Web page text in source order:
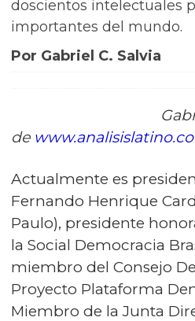
doscientos intelectuales
importantes del mundo.
Por Gabriel C. Salvia
de
Actualmente es
Fernando Henrique
Paulo), presidente
la Social Democracia
miembro del Consejo
Proyecto Plataforma
Miembro de la Junta